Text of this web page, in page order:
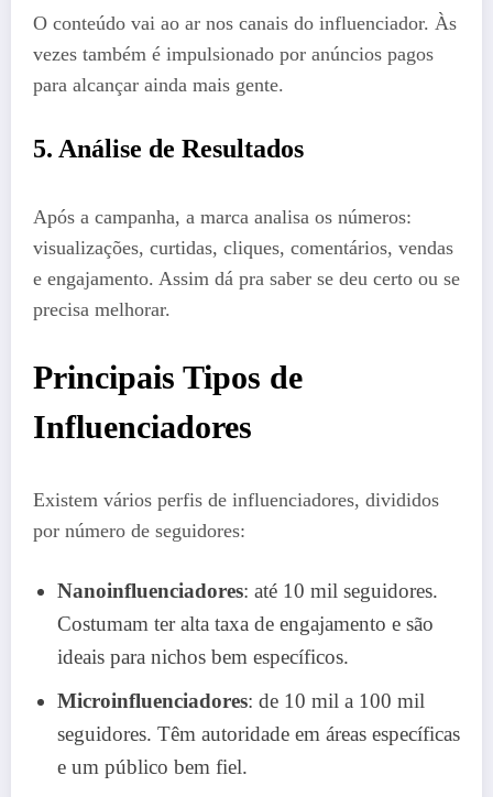
O conteúdo vai ao ar nos canais do influenciador. Às
vezes também é impulsionado por anúncios pagos
para alcançar ainda mais gente.
5. Análise de Resultados
Após a campanha, a marca analisa os números:
visualizações, curtidas, cliques, comentários, vendas
e engajamento. Assim dá pra saber se deu certo ou se
precisa melhorar.
Principais Tipos de
Influenciadores
Existem vários perfis de influenciadores, divididos
por número de seguidores:
Nanoinfluenciadores: até 10 mil seguidores.
Costumam ter alta taxa de engajamento e são
ideais para nichos bem específicos.
Microinfluenciadores: de 10 mil a 100 mil
seguidores. Têm autoridade em áreas específicas
e um público bem fiel.